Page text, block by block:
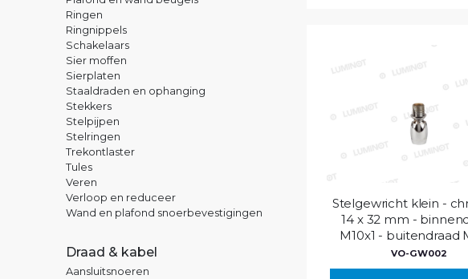
Stelgewricht klein -
14 x 32 mm -
M10x1 - buitendraad
VO-GW002
Ringen
Ringnippels
Schakelaars
Sier moffen
Sierplaten
Staaldraden en ophanging
Stekkers
Stelpijpen
Stelringen
Trekontlaster
Tules
Veren
Verloop en reduceer
Wand en plafond snoerbevestigingen
Draad & kabel
Aansluitsnoeren